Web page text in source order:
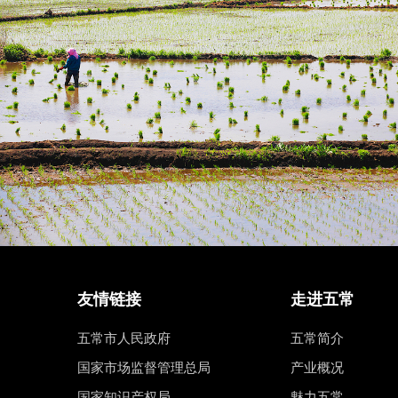
友情链接
五常市人民政府
国家市场监督管理总局
走进五常
五常简介
产业概况